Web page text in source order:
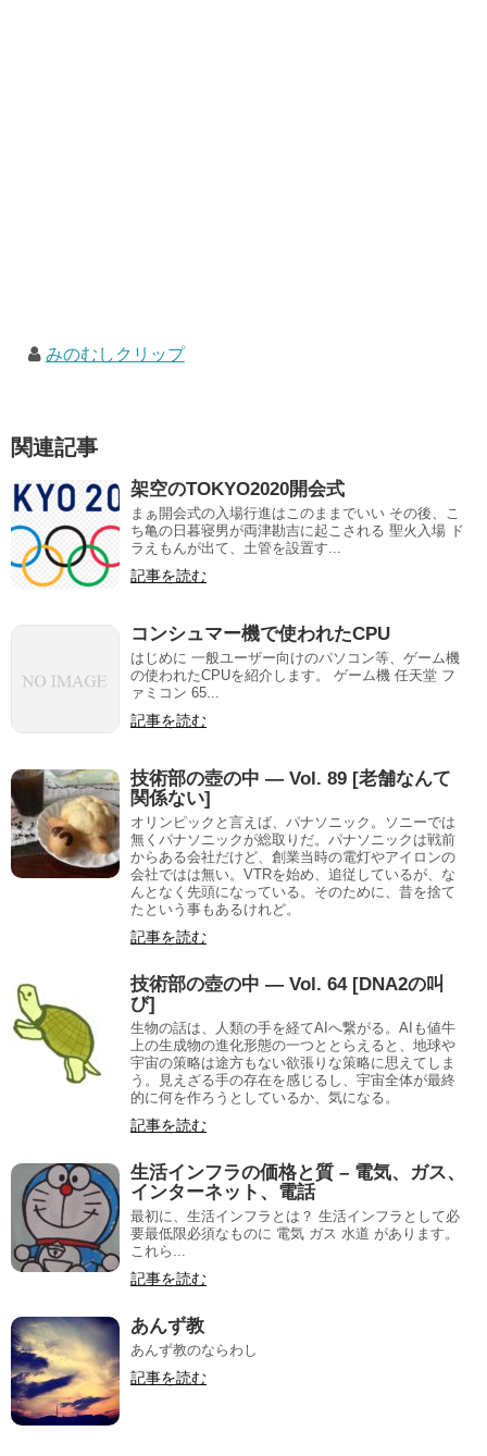
みのむしクリップ
関連記事
架空のTOKYO2020開会式
まぁ開会式の入場行進はこのままでいい その後、こ
ち亀の日暮寝男が両津勘吉に起こされる 聖火入場 ド
ラえもんが出て、土管を設置す...
記事を読む
コンシュマー機で使われたCPU
はじめに 一般ユーザー向けのパソコン等、ゲーム機
の使われたCPUを紹介します。 ゲーム機 任天堂 フ
ァミコン 65...
記事を読む
技術部の壺の中 — Vol. 89 [老舗なんて
関係ない]
オリンピックと言えば、パナソニック。ソニーでは
無くパナソニックが総取りだ。パナソニックは戦前
からある会社だけど、創業当時の電灯やアイロンの
会社ではは無い。VTRを始め、追従しているが、な
んとなく先頭になっている。そのために、昔を捨て
たという事もあるけれど。
記事を読む
技術部の壺の中 — Vol. 64 [DNA2の叫
び]
生物の話は、人類の手を経てAIへ繋がる。AIも値牛
上の生成物の進化形態の一つととらえると、地球や
宇宙の策略は途方もない欲張りな策略に思えてしま
う。見えざる手の存在を感じるし、宇宙全体が最終
的に何を作ろうとしているか、気になる。
記事を読む
生活インフラの価格と質 – 電気、ガス、
インターネット、電話
最初に、生活インフラとは？ 生活インフラとして必
要最低限必須なものに 電気 ガス 水道 があります。
これら...
記事を読む
あんず教
あんず教のならわし
記事を読む